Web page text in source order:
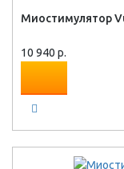
Миостимулятор
10 940 р.